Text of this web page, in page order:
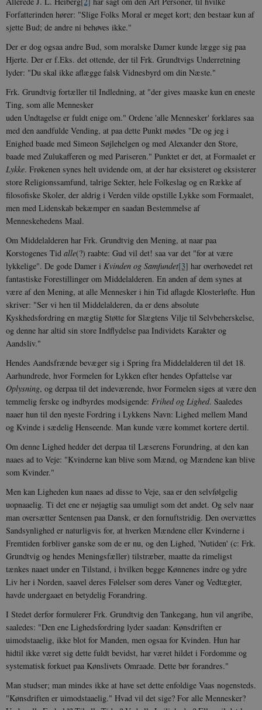
Forfatterinden hører: "Slige Folks Moral er meget kort; den bestaar kun af
sjette Bud; de andre ni behøves ikke."
Der er dog ogsaa andre Bud, som moralske Damer kunde lægge sig paa
Hjerte. Der er f.Eks. det ottende, der til Frk. Grundtvigs Underretning
lyder: "Du skal ikke aflægge falsk Vidnesbyrd om din Næste."
Frk. Grundtvig fortæller til Indledning, at "der gives maaske kun en eneste
Ting, som alle Mennesker
uden Undtagelse er fuldt enige om." Ordene 'alle Mennesker' forklares saa
med den aandfulde Vending, at paa dette Punkt mødes "De og jeg i
Enighed baade med Simeon Søjlehelgen og med Alexander den Store,
baade med Zulukafferen og med Pariseren." Punktet er det, at Formaalet er
Lykke. Frøkenen synes helt uvidende om, at der har eksisteret og eksisterer
store Religionssamfund, talrige Sekter, hele Folkeslag og en Række af
filosofiske Skoler, der aldrig i Verden vilde opstille Lykke som Formaalet,
men med Lidenskab bekæmper en saadan Bestemmelse af
Menneskehedens Maal.
Om Middelalderen har Frk. Grundtvig den Mening, at naar paa
Korstogenes Tid alle(?) raabte: Gud vil det! saa var det "for at være
lykkelige". De gode Damer i Kvinden og Samfundet[3] har overhovedet ret
fantastiske Forestillinger om Middelalderen. En anden af dem synes at
være af den Mening, at alle Mennesker i hin Tid aflagde Klosterløfte. Hun
skriver: "Ser vi hen til Middelalderen, da er dens absolute
Kyskhedsfordring en mægtig Støtte for Slægtens Vilje til Selvbeherskelse,
og denne har altid sin store Indflydelse paa Individets Karakter og
Aandsliv."
Hendes Aandsfrænde bevæger sig i Spring fra Middelalderen til det 18.
Aarhundrede, hvor Formelen for Lykken efter hendes Opfattelse var
Oplysning, og derpaa til det indeværende, hvor Formelen siges at være den
temmelig ferske og indbyrdes modsigende: Frihed og Lighed. Saaledes
naaer hun til den nyeste Fordring i Lykkens Navn: Lighed mellem Mand
og Kvinde i sædelig Henseende. Man kunde være kommet kortere dertil.
Om denne Lighed hedder det derpaa til Læserens Forundring, at den kan
naaes ad to Veje: "Kvinderne kan blive som Mænd, og Mændene kan blive
som Kvinder."
Men kan Ligheden kun naaes ad disse to Veje, saa er den selvfølgelig
uopnaaelig. Ti det ene er nøjagtig saa umuligt som det andet. Og selv naar
man oversætter Sentensen paa Dansk, er den fornuftstridig. Den overvættes
Sandsynlighed er naturligvis for, at hverken Mændene eller Kvinderne i
Fremtiden forbliver ganske som de er nu, og den Lighed, 'Nutiden' (c: Frk.
Grundtvig og hendes Meningsfæller) tilstræber, maatte da rimeligst
tænkes naaet under en Tilstand, i hvilken begge Kønnenes indre og ydre
Liv her i Norden, saavel deres Følelser som deres Vaner og Vedtægter,
havde undergaaet en betydelig Forandring.
I Stedet derfor formulerer Frk. Grundtvig den Tankegang, hun vil angribe,
saaledes: "Den ene Lighedsfordring lyder saadan: Kønsdriften er
uimodstaaelig, ikke blot for Manden, men ogsaa for Kvinden. Hun har
hidtil ikke været sig dette fuldt bevidst, har været hildet i Fordomme og
systematisk forkuet paa Kønslivets Omraade. Dette bør forandres."
Man studser; man mindes ikke at have set dette enfoldige Vaas nogensteds.
"Kønsdriften er uimodstaaelig." Hvad vil det sige? For alle Mennesker?